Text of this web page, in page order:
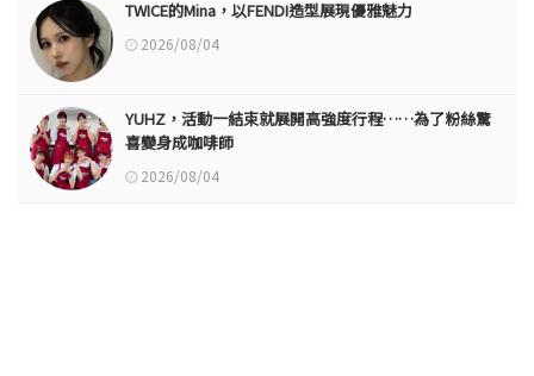
TWICE的Mina，以FENDI造型展現優雅魅力
2026/08/04
YUHZ，活動一結束就展開高強度行程……為了粉絲驚
喜變身成咖啡師
2026/08/04